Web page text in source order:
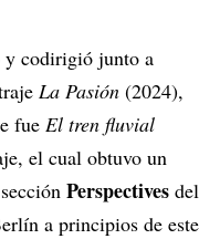
y codirigió junto a
La Pasión (2024),
fue El tren fluvial
el cual obtuvo un
Perspectives del
a principios de este